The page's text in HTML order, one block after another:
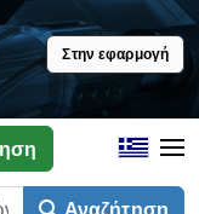
Στην εφαρμογή